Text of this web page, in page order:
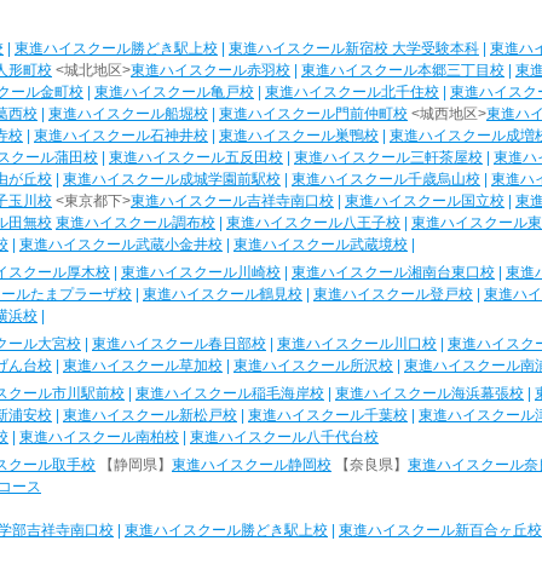
東進ハイスクール勝どき駅上校 東進ハイスクール新宿校 大学受験本科 東進ハ
形町校 <城北地区>東進ハイスクール赤羽校 東進ハイスクール本郷三丁目校
東
ール金町校
東進ハイスクール亀戸校 東進ハイスクール北千住校 東進ハイスク
西校
東進ハイスクール船堀校 東進ハイスクール門前仲町校 <城西地区>東進ハ
校
東進ハイスクール石神井校 東進ハイスクール巣鴨校 東進ハイスクール成増
クール蒲田校
東進ハイスクール五反田校 東進ハイスクール三軒茶屋校 東進ハ
が丘校
東進ハイスクール成城学園前駅校 東進ハイスクール千歳烏山校
東進ハ
玉川校 <東京都下>東進ハイスクール吉祥寺南口校 東進ハイスクール国立校 東
田無校 東進ハイスクール調布校 東進ハイスクール八王子校 東進ハイスクール
東進ハイスクール武蔵小金井校 東進ハイスクール武蔵境校
スクール厚木校
東進ハイスクール川崎校 東進ハイスクール湘南台東口校 東進
ルたまプラーザ校
東進ハイスクール鶴見校 東進ハイスクール登戸校 東進ハ
浜校
ール大宮校
東進ハイスクール春日部校 東進ハイスクール川口校 東進ハイスク
ん台校
東進ハイスクール草加校 東進ハイスクール所沢校 東進ハイスクール南
クール市川駅前校
東進ハイスクール稲毛海岸校 東進ハイスクール海浜幕張校
浦安校
東進ハイスクール新松戸校 東進ハイスクール千葉校 東進ハイスクール
東進ハイスクール南柏校
東進ハイスクール八千代台校
クール取手校
【静岡県】 東進ハイスクール静岡校 【奈良県】 東進ハイスクール奈
ース
部吉祥寺南口校 東進ハイスクール勝どき駅上校 東進ハイスクール新百合ヶ丘校